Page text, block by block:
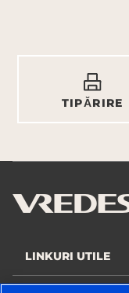
TIPĂRIRE
LINKURI UTILE